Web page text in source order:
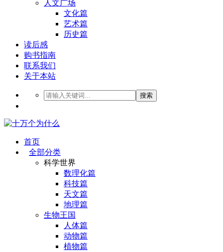
人文广场
文化篇
艺术篇
历史篇
读后感
购书指南
联系我们
关于本站
搜索
首页
全部分类
科学世界
数理化篇
科技篇
天文篇
地理篇
生物王国
人体篇
动物篇
植物篇